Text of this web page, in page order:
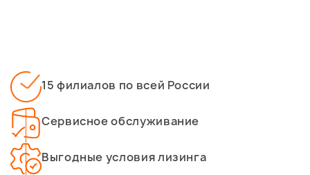
15 филиалов по всей России
Сервисное обслуживание
Выгодные условия лизинга